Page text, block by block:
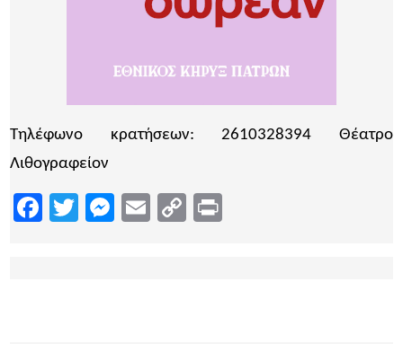
Τηλέφωνο κρατήσεων: 2610328394 Θέατρο
Λιθογραφείον
Facebook
TwitterMessenger
EmailCopy